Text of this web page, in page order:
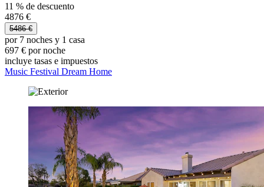
11 % de descuento
4876 €
5486 €
por 7 noches y 1 casa
697 € por noche
incluye tasas e impuestos
Music Festival Dream Home